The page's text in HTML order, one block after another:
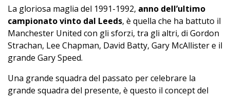
La gloriosa maglia del 1991-1992, anno dell’ultimo
campionato vinto dal Leeds, è quella che ha battuto il
Manchester United con gli sforzi, tra gli altri, di Gordon
Strachan, Lee Chapman, David Batty, Gary McAllister e il
grande Gary Speed.
Una grande squadra del passato per celebrare la
grande squadra del presente, è questo il concept del